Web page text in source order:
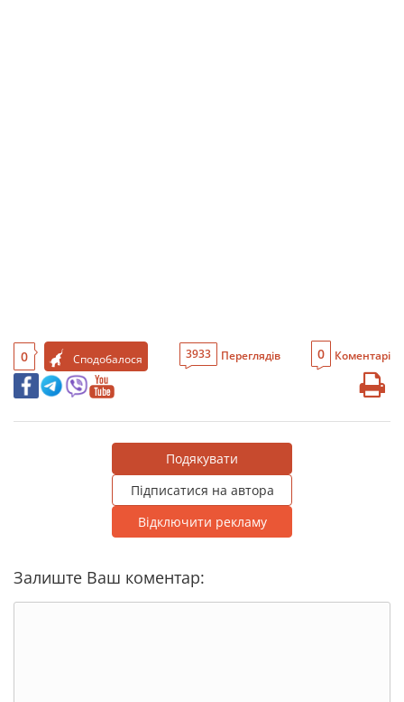
0 Сподобалося 3933 Переглядів 0 Коментарі
Подякувати
Підписатися на автора
Відключити рекламу
Залиште Ваш коментар: